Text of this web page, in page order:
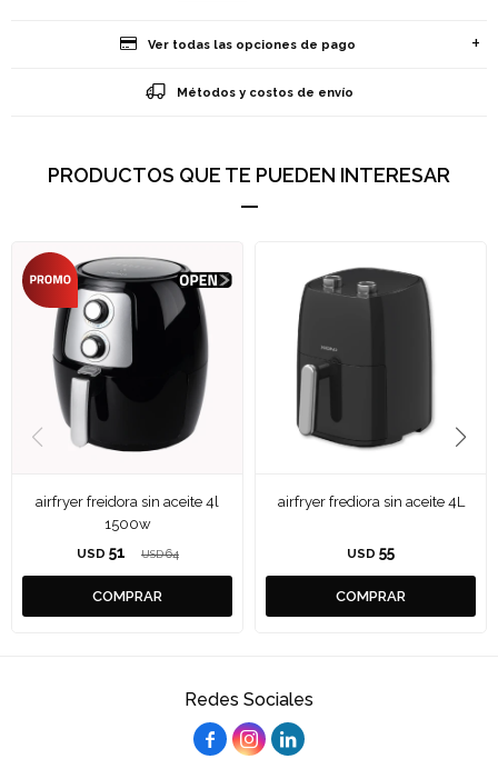
Ver todas las opciones de pago
Métodos y costos de envío
PRODUCTOS QUE TE PUEDEN INTERESAR
airfryer freidora sin aceite 4l
1500w
USD 51 USD 64
airfryer frediora sin aceite 4L
USD 55
Redes Sociales
  